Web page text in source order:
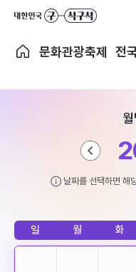
문화관광축제 전
날짜를 선택하면 해
일 월 화